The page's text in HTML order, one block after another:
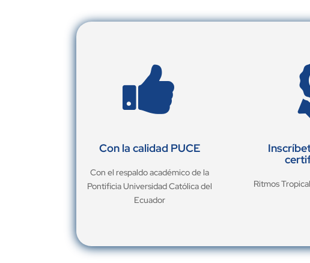

Con la calidad PUCE
Con el respaldo académico de la
Pontificia Universidad Católica del
Ecuador
Ritmos